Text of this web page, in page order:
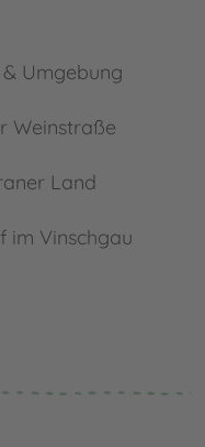
Umgebung
Weinstraße
Land
im Vinschgau